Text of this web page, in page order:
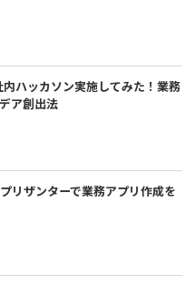
ハッカソン実施してみた！業務
ア創出法
リザンターで業務アプリ作成を